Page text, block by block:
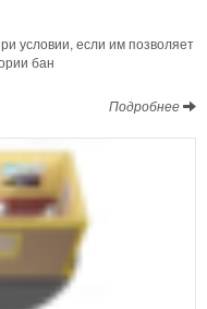
условии, если им позволяет
бан
Подробнее